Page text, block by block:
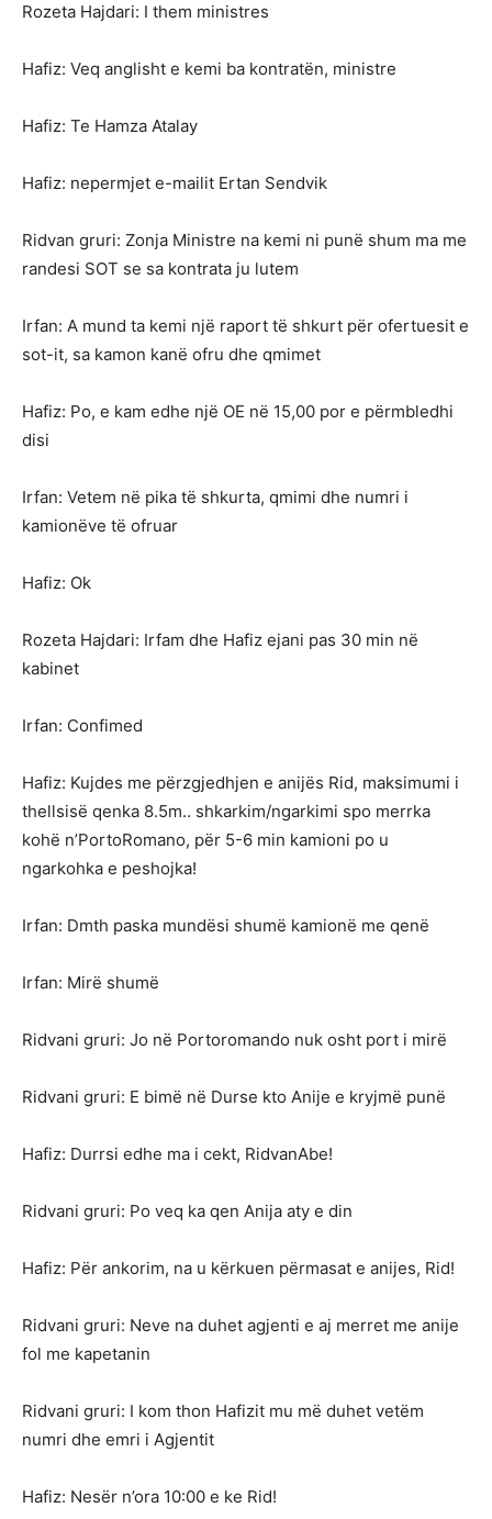
Rozeta Hajdari: I them ministres
Hafiz: Veq anglisht e kemi ba kontratën, ministre
Hafiz: Te Hamza Atalay
Hafiz: nepermjet e-mailit Ertan Sendvik
Ridvan gruri: Zonja Ministre na kemi ni punë shum ma me
randesi SOT se sa kontrata ju lutem
Irfan: A mund ta kemi një raport të shkurt për ofertuesit e
sot-it, sa kamon kanë ofru dhe qmimet
Hafiz: Po, e kam edhe një OE në 15,00 por e përmbledhi
disi
Irfan: Vetem në pika të shkurta, qmimi dhe numri i
kamionëve të ofruar
Hafiz: Ok
Rozeta Hajdari: Irfam dhe Hafiz ejani pas 30 min në
kabinet
Irfan: Confimed
Hafiz: Kujdes me përzgjedhjen e anijës Rid, maksimumi i
thellsisë qenka 8.5m.. shkarkim/ngarkimi spo merrka
kohë n’PortoRomano, për 5-6 min kamioni po u
ngarkohka e peshojka!
Irfan: Dmth paska mundësi shumë kamionë me qenë
Irfan: Mirë shumë
Ridvani gruri: Jo në Portoromando nuk osht port i mirë
Ridvani gruri: E bimë në Durse kto Anije e kryjmë punë
Hafiz: Durrsi edhe ma i cekt, RidvanAbe!
Ridvani gruri: Po veq ka qen Anija aty e din
Hafiz: Për ankorim, na u kërkuen përmasat e anijes, Rid!
Ridvani gruri: Neve na duhet agjenti e aj merret me anije
fol me kapetanin
Ridvani gruri: I kom thon Hafizit mu më duhet vetëm
numri dhe emri i Agjentit
Hafiz: Nesër n’ora 10:00 e ke Rid!